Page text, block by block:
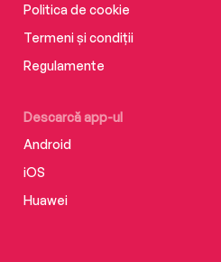
Descarcă app-ul
Android
iOS
Huawei
Politica de cookie
Termeni și condiții
Regulamente